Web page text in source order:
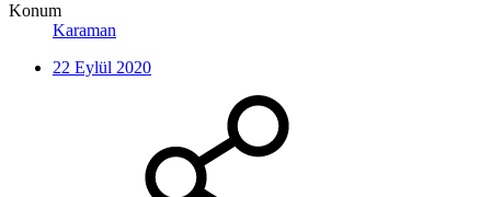
Konum
Karaman
22 Eylül 2020